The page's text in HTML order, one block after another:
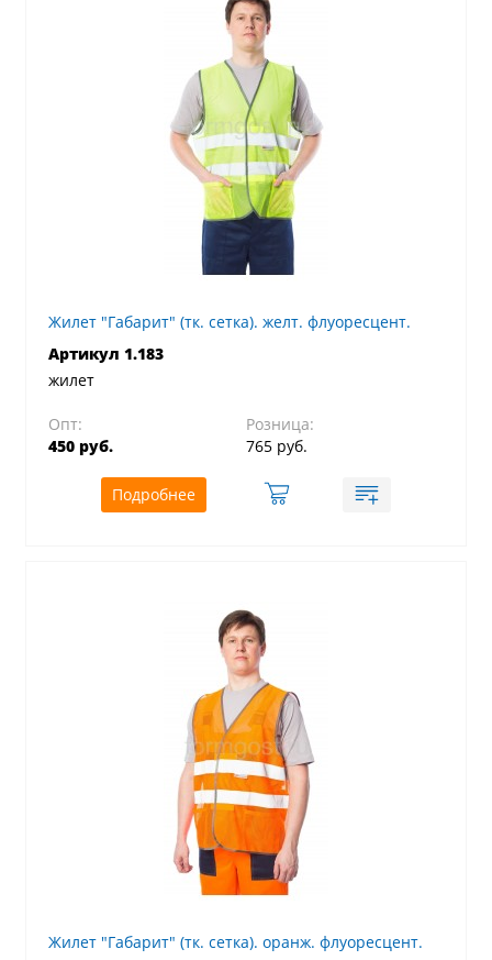
Жилет "Габарит" (тк. сетка). желт. флуоресцент.
Артикул 1.183
жилет
Опт:
450 руб.
Розница:
765 руб.
Подробнее
Жилет "Габарит" (тк. сетка). оранж. флуоресцент.